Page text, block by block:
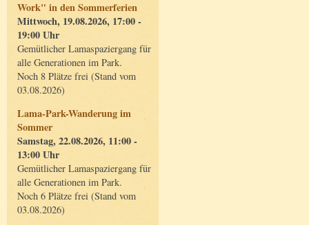
Work" in den Sommerferien
Mittwoch, 19.08.2026, 17:00 -
19:00 Uhr
Gemütlicher Lamaspaziergang für
alle Generationen im Park.
Noch 8 Plätze frei (Stand vom
03.08.2026)
Lama-Park-Wanderung im
Sommer
Samstag, 22.08.2026, 11:00 -
13:00 Uhr
Gemütlicher Lamaspaziergang für
alle Generationen im Park.
Noch 6 Plätze frei (Stand vom
03.08.2026)